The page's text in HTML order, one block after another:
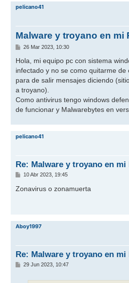
pelicano41
Malware y troyano en mi
M
n
a
j
e
26 Mar 2023, 10:30
Hola, mi equipo pc con sistema
infectado y no se como quitarme de
para de salir mensajes diciendo
a troyano).
Como antivirus tengo windows
de funcionar y Malwarebytes en
pelicano41
Re: Malware y troyano en mi
M
n
s
10 Abr 2023, 19:45
Zonavirus o zonamuerta
Aboy1997
Re: Malware y troyano en mi
M
29 Jun 2023, 10:47